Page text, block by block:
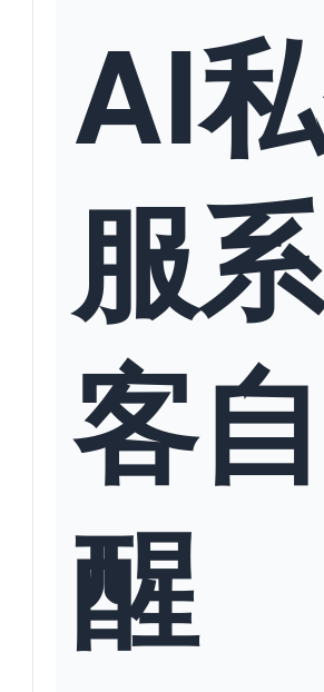
AI
服
客
醒